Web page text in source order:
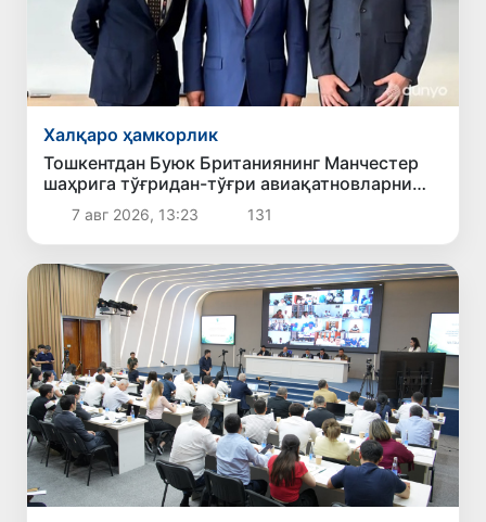
Халқаро ҳамкорлик
Тошкентдан Буюк Британиянинг Манчестер
шаҳрига тўғридан-тўғри авиақатновларни
йўлга қўйиш масаласи кўриб чиқилмоқда
7 авг 2026, 13:23 131